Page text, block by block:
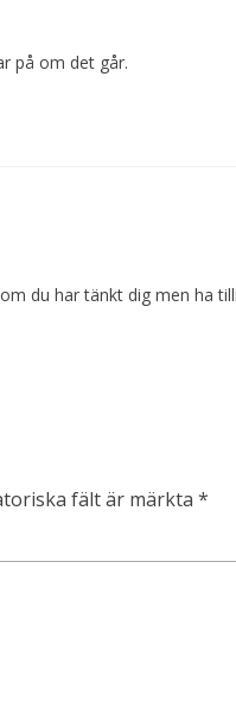
på om det går.
du har tänkt dig men ha
fält är märkta*